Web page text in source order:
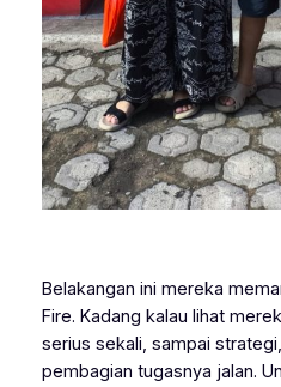
Belakangan ini mereka
Fire. Kadang kalau lihat
serius sekali, sampai
pembagian tugasnya jalan.